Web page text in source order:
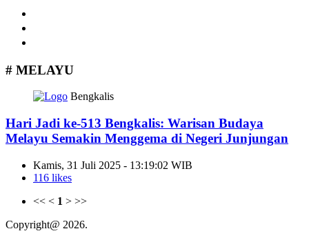
# MELAYU
Bengkalis
Hari Jadi ke-513 Bengkalis: Warisan Budaya
Melayu Semakin Menggema di Negeri Junjungan
Kamis, 31 Juli 2025 - 13:19:02 WIB
116 likes
<< < 1 > >>
Copyright@ 2026.